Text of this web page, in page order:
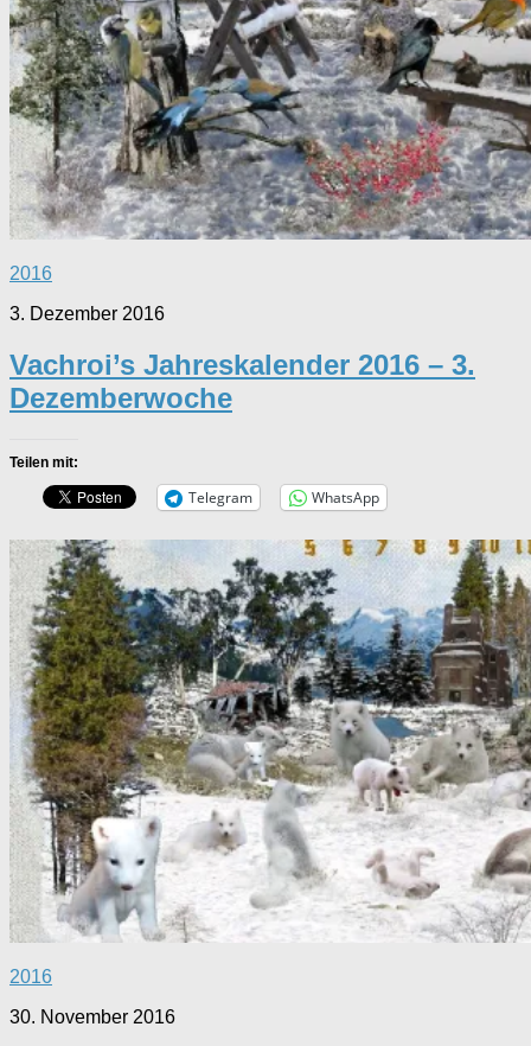
2016
3. Dezember 2016
Vachroi’s Jahreskalender 2016 – 3.
Dezemberwoche
Teilen mit:
Telegram WhatsApp
2016
30. November 2016